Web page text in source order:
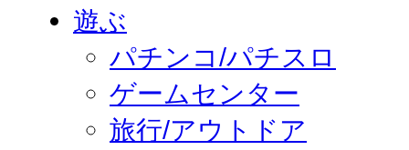
遊ぶ
パチンコ/パチスロ
ゲームセンター
旅行/アウトドア